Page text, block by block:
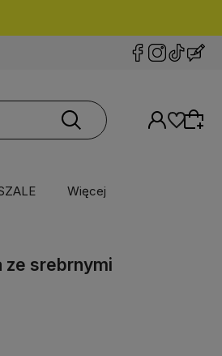
Więcej
ze srebrnymi